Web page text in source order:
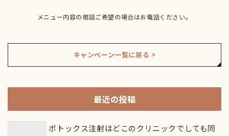
メニュー内容の相談ご希望の場合はお電話ください。
キャンペーン一覧に戻る >
最近の投稿
ボトックス注射はどこのクリニックでしても同